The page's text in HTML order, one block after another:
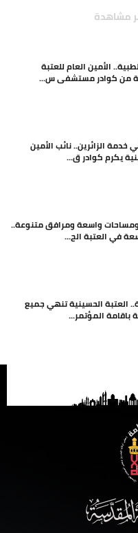
مشاهدة
الأمين العام للعتبة
من كوادر مستشفى س...
الزائرين.. نائب الأمين
يكرم كوادر ق...
ومساحات واسعة ومرافق متنوعة..
في العتبة الح...
العتبة الحسينية تنهي جميع
باقامة المؤتمر...